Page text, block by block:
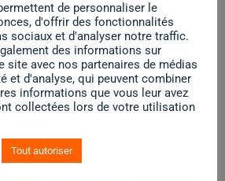
de personnaliser le
d'offrir des fonctionnalités
sociaux et d'analyser notre traffic.
des informations sur
site avec nos partenaires de médias
et d'analyse, qui peuvent combiner
informations que vous leur avez
collectées lors de votre utilisation
Tout autoriser